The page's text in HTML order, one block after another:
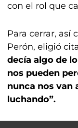
con el rol que
Para cerrar, así
Perón, eligió
decía algo de
nos pueden
nunca nos van
luchando”.